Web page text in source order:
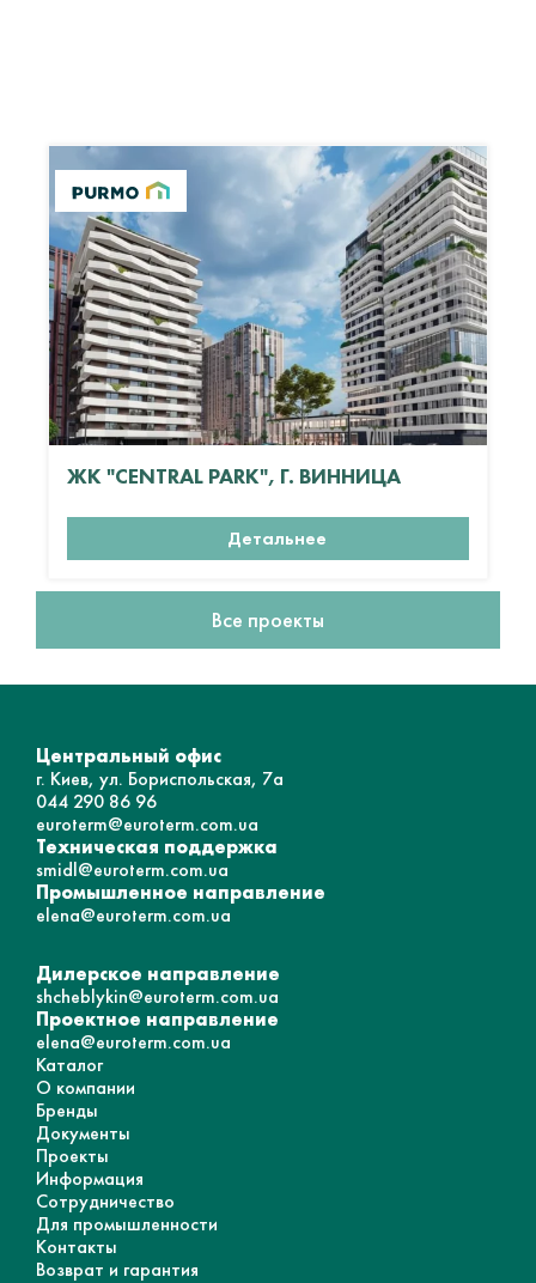
ЖК "CENTRAL PARK", Г. ВИННИЦА
Детальнее
Все проекты
Центральный офис
г. Киев, ул. Бориспольская, 7а
044 290 86 96
euroterm@euroterm.com.ua
Техническая поддержка
smidl@euroterm.com.ua
Промышленное направление
elena@euroterm.com.ua
Дилерское направление
shcheblykin@euroterm.com.ua
Проектное направление
elena@euroterm.com.ua
Каталог
О компании
Бренды
Документы
Проекты
Информация
Сотрудничество
Для промышленности
Контакты
Возврат и гарантия